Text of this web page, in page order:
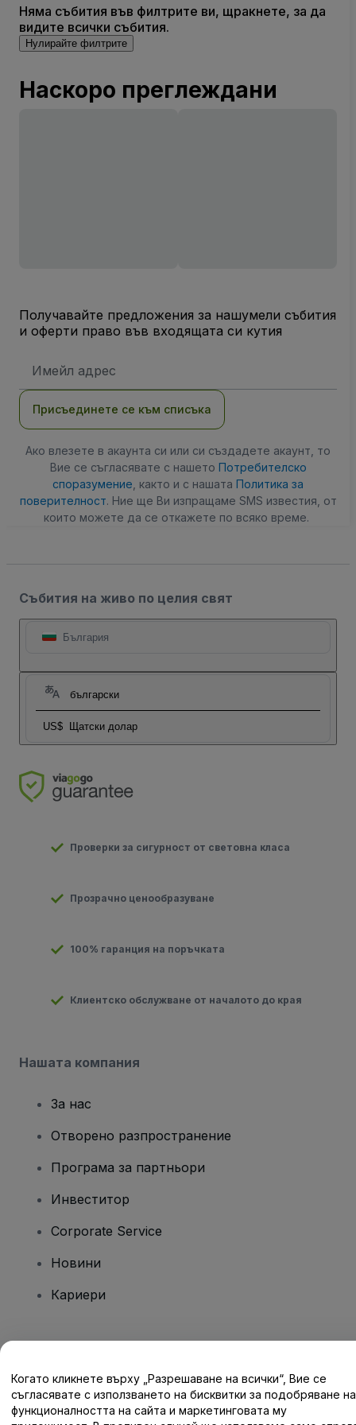
Няма събития във филтрите ви, щракнете, за да
видите всички събития.
Нулирайте филтрите
Наскоро преглеждани
Получавайте предложения за нашумели събития
и оферти право във входящата си кутия
адрес
Присъединете се към списъка
Ако влезете в акаунта си или си създадете акаунт, то
Вие се съгласявате с нашето Потребителско
споразумение , както и с нашата Политика за
поверителност. Ние ще Ви изпращаме SMS известия, от
които можете да се откажете по всяко време.
Събития на живо по целия свят
България
български
US$ Щатски долар
Проверки за сигурност от световна класа
Прозрачно ценообразуване
100% гаранция на поръчката
Клиентско обслужване от началото до края
Нашата компания
За нас
Отворено разпространение
Програма за партньори
Инвеститор
Corporate Service
Новини
Кариери
Помощен център / Свържете се с нас
Когато кликнете върху „Разрешаване на всички“, Вие се
съгласявате с използването на бисквитки за подобряване на
функционалността на сайта и маркетинговата му